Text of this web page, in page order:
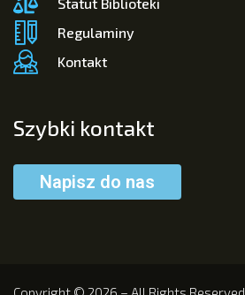
Statut Biblioteki
Regulaminy
Kontakt
Szybki kontakt
Napisz do nas